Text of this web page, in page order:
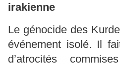
irakienne
Le génocide des
événement isolé. Il
d’atrocités